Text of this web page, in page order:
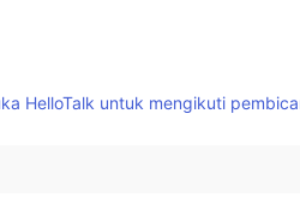
HelloTalk untuk mengikuti